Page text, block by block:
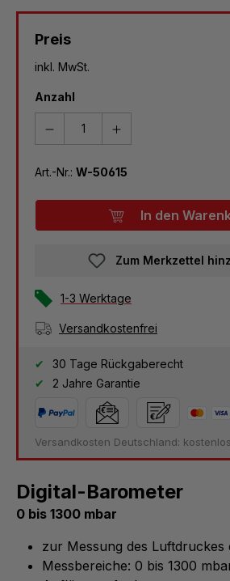
Preis
inkl. MwSt.
Anzahl
Art.-Nr.: W-50615
In den
Zum Merkzettel
1-3 Werktage
Versandkostenfrei
30 Tage Rückgaberecht
2 Jahre Garantie
Versandkosten Deutschland: kostenlos
Digital-Barometer
0 bis 1300 mbar
zur Messung des Luftdruckes
Messbereiche: 0 bis 1300